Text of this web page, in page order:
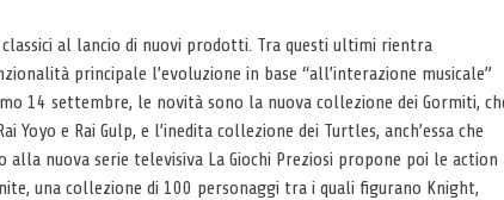
al lancio di nuovi prodotti. Tra questi ultimi rientra
principale l’evoluzione in base “all’interazione musicale”
14 settembre, le novità sono la nuova collezione dei Gormiti,
e Rai Gulp, e l’inedita collezione dei Turtles, anch’essa che
nuova serie televisiva La Giochi Preziosi propone poi le action
una collezione di 100 personaggi tra i quali figurano Knight,